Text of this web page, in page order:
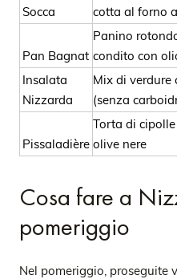
Socca
cotta al forno
Pan Bagnat
Panino
condito con
Insalata
Nizzarda
Mix di verdure
(senza
Pissaladière
Torta di
olive nere
Cosa fare a
pomeriggio
Nel pomeriggio, proseguite